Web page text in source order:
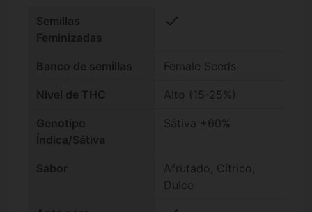
Semillas
Feminizadas
check
Banco de semillas Female Seeds
Nivel de THC Alto (15-25%)
Genotipo
Índica/Sátiva
Sátiva +60%
Sabor
Afrutado, Cítrico,
Dulce